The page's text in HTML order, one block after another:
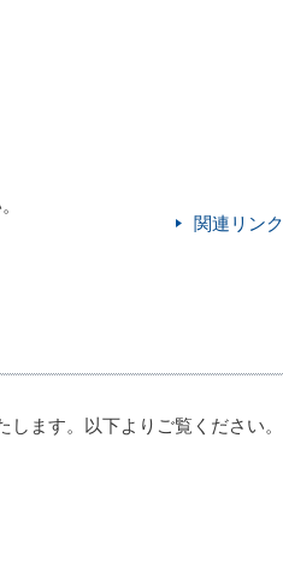
関連リンク
ます。以下よりご覧ください。